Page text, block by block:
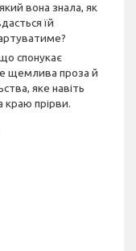
вона знала, як
їй
спонукає
щемлива проза й
яке навіть
краю прірви.